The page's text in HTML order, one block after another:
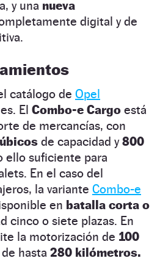
y una nueva
digital y de
catálogo de Opel
El Combo-e Cargo está
de mercancías, con
de capacidad y800
ello suficiente para
En el caso del
la variante Combo-e
en batalla corta o
cinco o siete plazas. En
la motorización de 100
hasta 280 kilómetros.